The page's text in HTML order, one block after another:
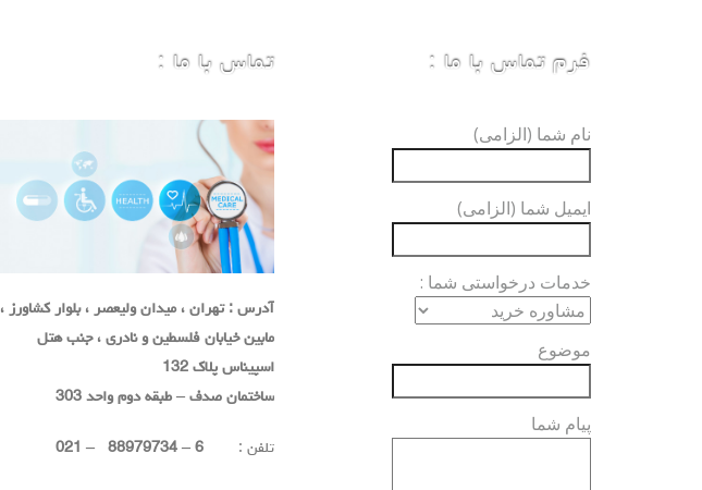
فرم تماس با ما :
نام شما (الزامی)
ایمیل شما (الزامی)
خدمات درخواستی شما :
موضوع
پیام شما
تماس با ما :
آدرس : تهران ، میدان ولیعصر ، بلوار کشاورز ،
مابین خیابان فلسطین و نادری ، جنب هتل
اسپیناس پلاک 132
ساختمان صدف – طبقه دوم واحد 303
تلفن : 6 – 88979734 – 021